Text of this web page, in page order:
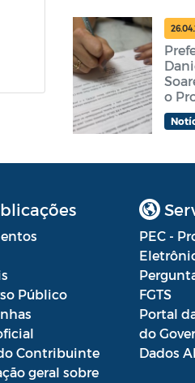
feira
o
Público
Contribuinte
geral sobre
PEC -
FGTS
Portal
do
Dados